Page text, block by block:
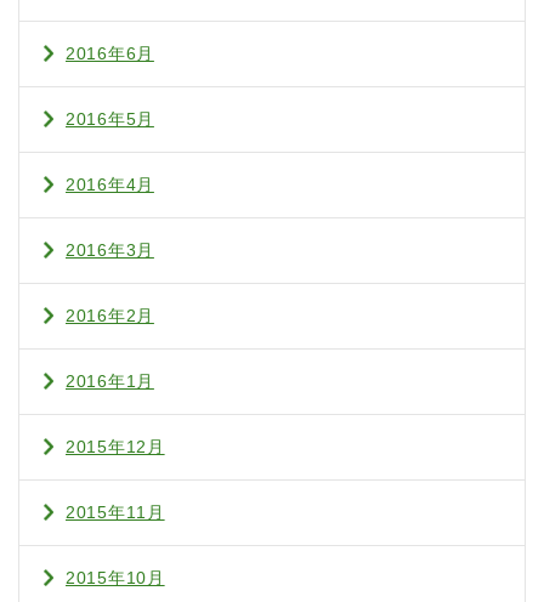
2016年6月
2016年5月
2016年4月
2016年3月
2016年2月
2016年1月
2015年12月
2015年11月
2015年10月